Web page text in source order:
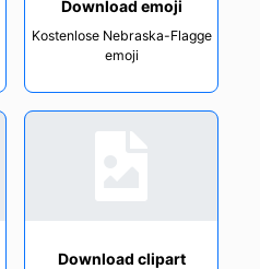
Download emoji
Kostenlose Nebraska-Flagge
emoji
Download clipart